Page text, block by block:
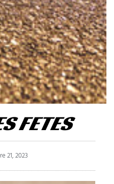
FETES
21, 2023